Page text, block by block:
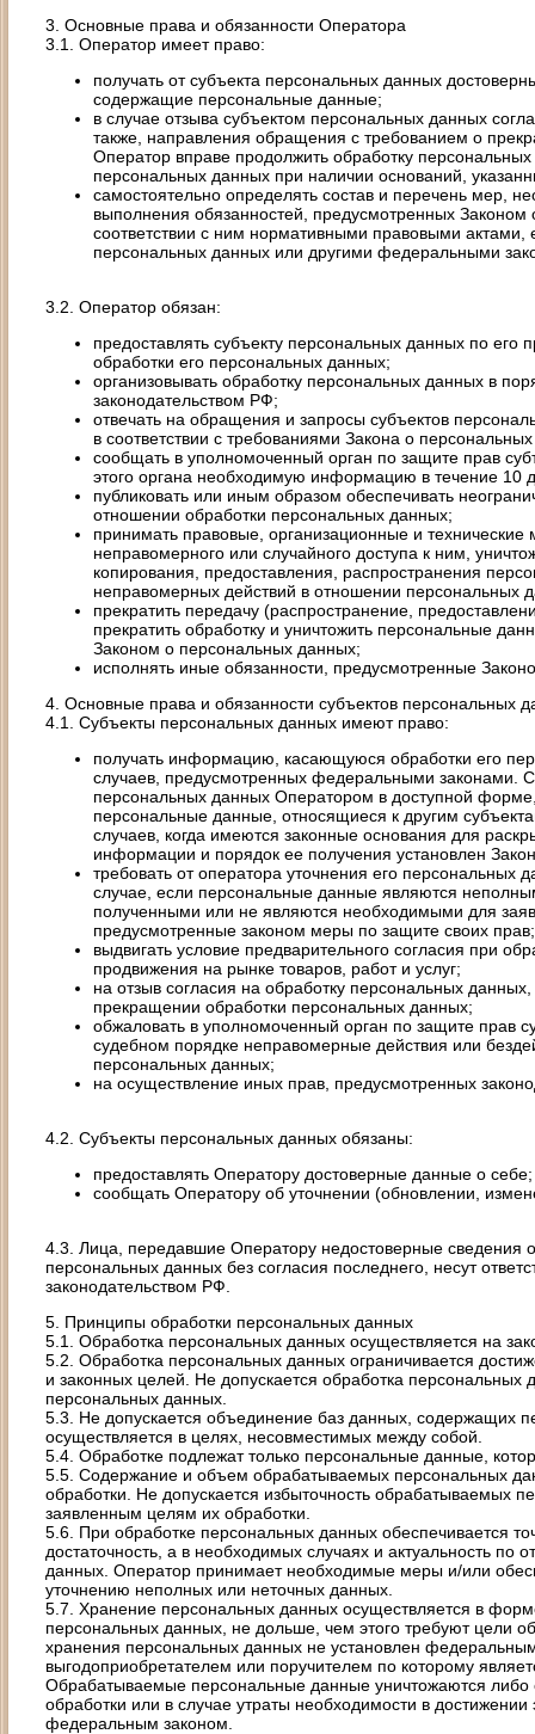
3. Основные права и обязанности Оператора
3.1. Оператор имеет право:
получать от субъекта персональных данных
содержащие персональные данные;
в случае отзыва субъектом персональных данных
также, направления обращения с требованием о
Оператор вправе продолжить обработку
персональных данных при наличии оснований,
самостоятельно определять состав и перечень мер,
выполнения обязанностей, предусмотренных
соответствии с ним нормативными правовыми
персональных данных или другими федеральными
3.2. Оператор обязан:
предоставлять субъекту персональных данных по
обработки его персональных данных;
организовывать обработку персональных данных в
законодательством РФ;
отвечать на обращения и запросы субъектов
в соответствии с требованиями Закона о
сообщать в уполномоченный орган по защите прав
этого органа необходимую информацию в течение 10
публиковать или иным образом обеспечивать
отношении обработки персональных данных;
принимать правовые, организационные и
неправомерного или случайного доступа к ним,
копирования, предоставления, распространения
неправомерных действий в отношении персональных
прекратить передачу (распространение,
прекратить обработку и уничтожить персональные
Законом о персональных данных;
исполнять иные обязанности, предусмотренные
4. Основные права и обязанности субъектов персональных
4.1. Субъекты персональных данных имеют право:
получать информацию, касающуюся обработки его
случаев, предусмотренных федеральными законами.
персональных данных Оператором в доступной
персональные данные, относящиеся к другим
случаев, когда имеются законные основания для
информации и порядок ее получения установлен
требовать от оператора уточнения его персональных
случае, если персональные данные являются
полученными или не являются необходимыми для
предусмотренные законом меры по защите своих прав;
выдвигать условие предварительного согласия при
продвижения на рынке товаров, работ и услуг;
на отзыв согласия на обработку персональных
прекращении обработки персональных данных;
обжаловать в уполномоченный орган по защите прав
судебном порядке неправомерные действия или
персональных данных;
на осуществление иных прав, предусмотренных
4.2. Субъекты персональных данных обязаны:
предоставлять Оператору достоверные данные о себе;
сообщать Оператору об уточнении (обновлении,
4.3. Лица, передавшие Оператору недостоверные сведения
персональных данных без согласия последнего, несут
законодательством РФ.
5. Принципы обработки персональных данных
5.1. Обработка персональных данных осуществляется на
5.2. Обработка персональных данных ограничивается
и законных целей. Не допускается обработка
персональных данных.
5.3. Не допускается объединение баз данных, содержащих
осуществляется в целях, несовместимых между собой.
5.4. Обработке подлежат только персональные данные,
5.5. Содержание и объем обрабатываемых персональных
обработки. Не допускается избыточность обрабатываемых
заявленным целям их обработки.
5.6. При обработке персональных данных обеспечивается
достаточность, а в необходимых случаях и актуальность
данных. Оператор принимает необходимые меры и/или
уточнению неполных или неточных данных.
5.7. Хранение персональных данных осуществляется в
персональных данных, не дольше, чем этого требуют цели
хранения персональных данных не установлен
выгодоприобретателем или поручителем по которому
Обрабатываемые персональные данные уничтожаются либо
обработки или в случае утраты необходимости в
федеральным законом.